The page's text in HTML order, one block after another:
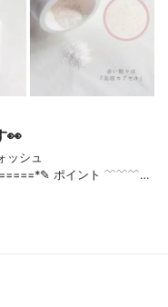
👀
ッシュ
ポイント ﹋﹋﹋…